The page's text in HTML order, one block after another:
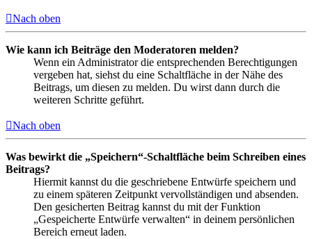
Nach oben
Wie kann ich Beiträge den Moderatoren melden?
Wenn ein Administrator die entsprechenden Berechtigungen
vergeben hat, siehst du eine Schaltfläche in der Nähe des
Beitrags, um diesen zu melden. Du wirst dann durch die
weiteren Schritte geführt.
Nach oben
Was bewirkt die „Speichern“-Schaltfläche beim Schreiben eines
Beitrags?
Hiermit kannst du die geschriebene Entwürfe speichern und
zu einem späteren Zeitpunkt vervollständigen und absenden.
Den gesicherten Beitrag kannst du mit der Funktion
„Gespeicherte Entwürfe verwalten“ in deinem persönlichen
Bereich erneut laden.